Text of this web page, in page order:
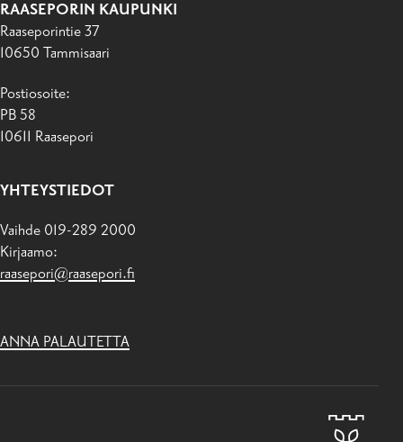
RAASEPORIN KAUPUNKI
Raaseporintie 37
10650 Tammisaari
Postiosoite:
PB 58
10611 Raasepori
YHTEYSTIEDOT
Vaihde 019-289 2000
Kirjaamo:
raasepori@raasepori.fi
ANNA PALAUTETTA